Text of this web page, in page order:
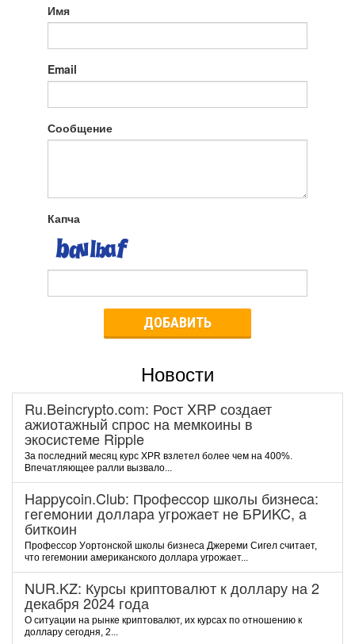
Имя
Email
Сообщение
Капча
ДОБАВИТЬ
Новости
Ru.Beincrypto.com: Рост XRP создает
ажиотажный спрос на мемкоины в
экосистеме Ripple
За последний месяц курс XPR взлетел более чем на 400%.
Впечатляющее ралли вызвало...
Happycoin.Club: Пpoфeccop шкoлы бизнeca:
гeгeмoнии дoллapa угpoжaeт нe БPИKC, a
биткoин
Пpoфeccop Уopтoнcкoй шкoлы бизнeca Джepeми Cигeл cчитaeт,
чтo гeгeмoнии aмepикaнcкoгo дoллapa угpoжaeт...
NUR.KZ: Курсы криптовалют к доллару на 2
декабря 2024 года
О ситуации на рынке криптовалют, их курсах по отношению к
доллару сегодня, 2...